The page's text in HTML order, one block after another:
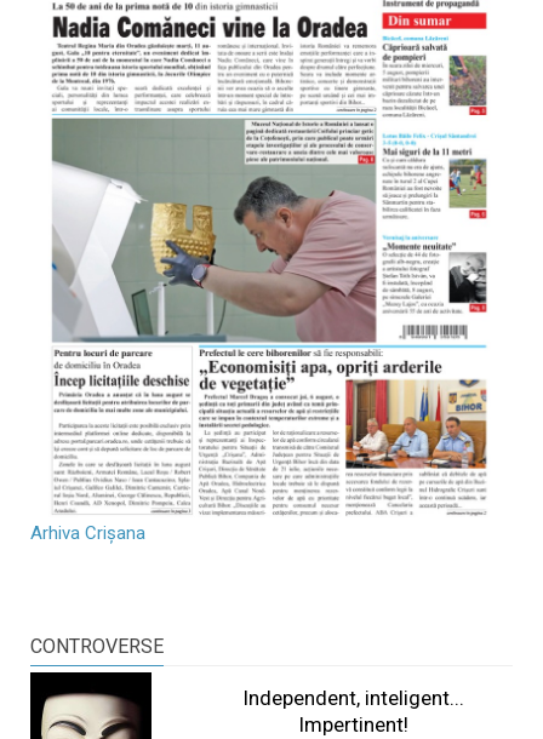
Arhiva Crișana
CONTROVERSE
Independent, inteligent...
Impertinent!